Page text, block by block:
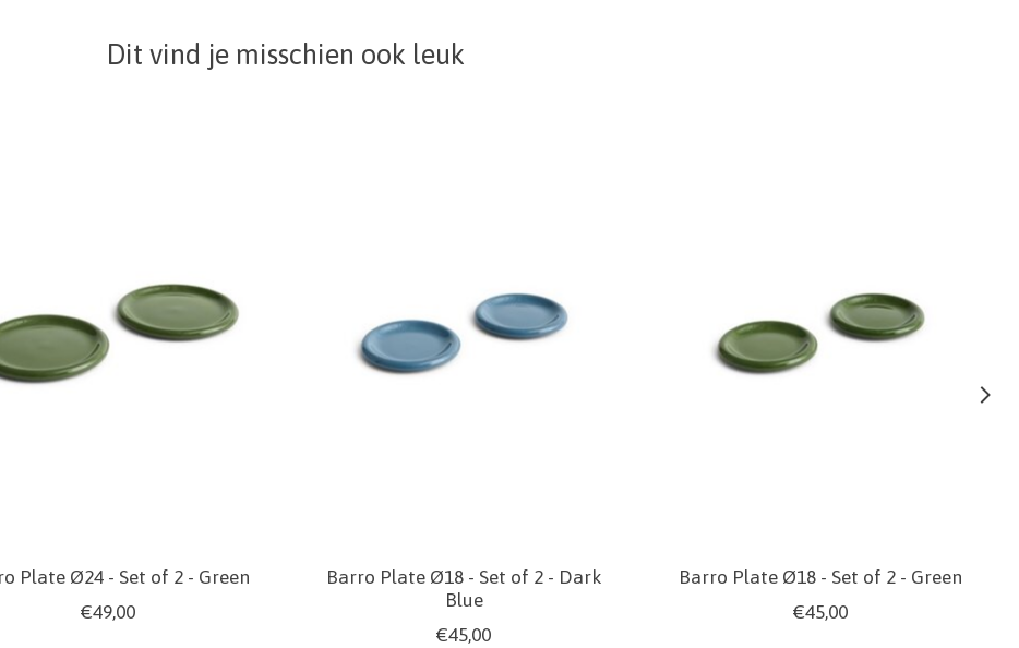
Dit vind je misschien ook leuk
Plate Ø24 - Set of 2 - Green
€49,00
Barro Plate Ø18 - Set of 2 - Dark
Blue
€45,00
Barro Plate Ø18 - Set of 2 - Green
€45,00